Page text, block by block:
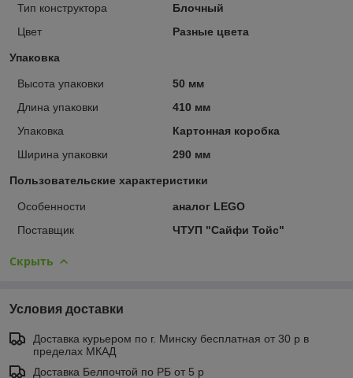
Тип конструктора
Блочный
Цвет
Разные цвета
Упаковка
Высота упаковки
50 мм
Длина упаковки
410 мм
Упаковка
Картонная коробка
Ширина упаковки
290 мм
Пользовательские характеристики
Особенности
аналог LEGO
Поставщик
ЧТУП "Сайфи Тойс"
Скрыть
Условия доставки
Доставка курьером по г. Минску бесплатная от 30 р в
пределах МКАД
Доставка Белпочтой по РБ от 5 р